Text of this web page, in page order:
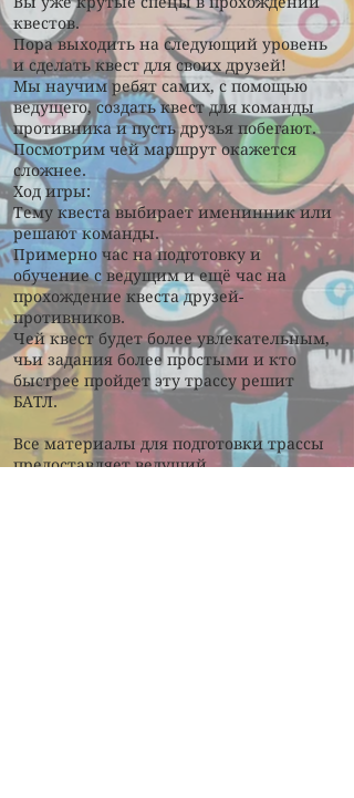
квестов.
Пора выходить на следующий уровень
и сделать квест для своих друзей!
Мы научим ребят самих, с помощью
ведущего, создать квест для команды
противника и пусть друзья побегают.
Посмотрим чей маршрут окажется
сложнее.
Ход игры:
Тему квеста выбирает именинник или
решают команды.
Примерно час на подготовку и
обучение с ведущим и ещё час на
прохождение квеста друзей-
противников.
Чей квест будет более увлекательным,
чьи задания более простыми и кто
быстрее пройдет эту трассу решит
БАТЛ.
Все материалы для подготовки трассы
предоставляет ведущий.